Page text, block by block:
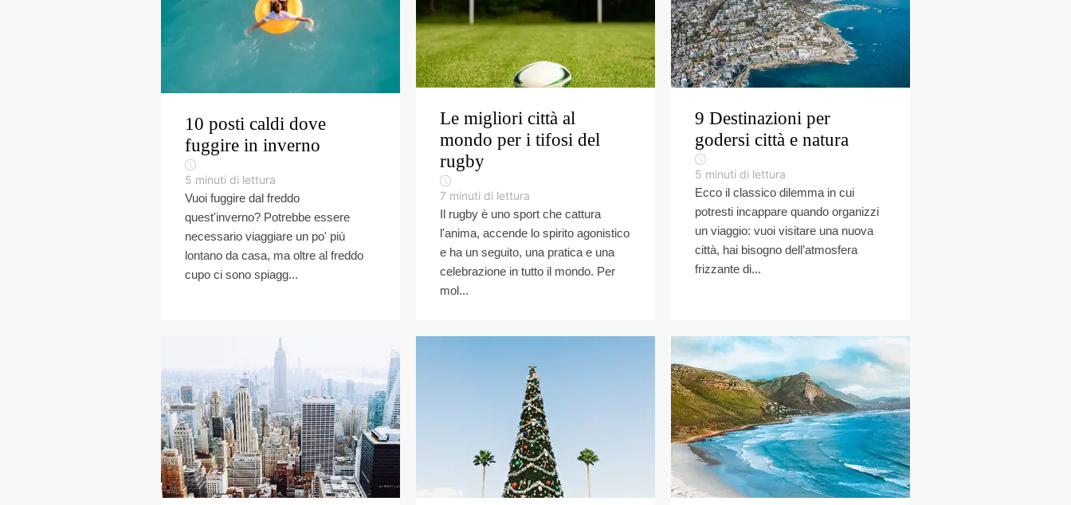
10 posti caldi dove
fuggire in inverno
5 minuti di lettura
Vuoi fuggire dal freddo
quest'inverno? Potrebbe essere
necessario viaggiare un po' più
lontano da casa, ma oltre al freddo
cupo ci sono spiagg...
Le migliori città al
mondo per i tifosi del
rugby
7 minuti di lettura
Il rugby è uno sport che cattura
l'anima, accende lo spirito agonistico
e ha un seguito, una pratica e una
celebrazione in tutto il mondo. Per
mol...
9 Destinazioni per
godersi città e natura
5 minuti di lettura
Ecco il classico dilemma in cui
potresti incappare quando organizzi
un viaggio: vuoi visitare una nuova
città, hai bisogno dell’atmosfera
frizzante di...